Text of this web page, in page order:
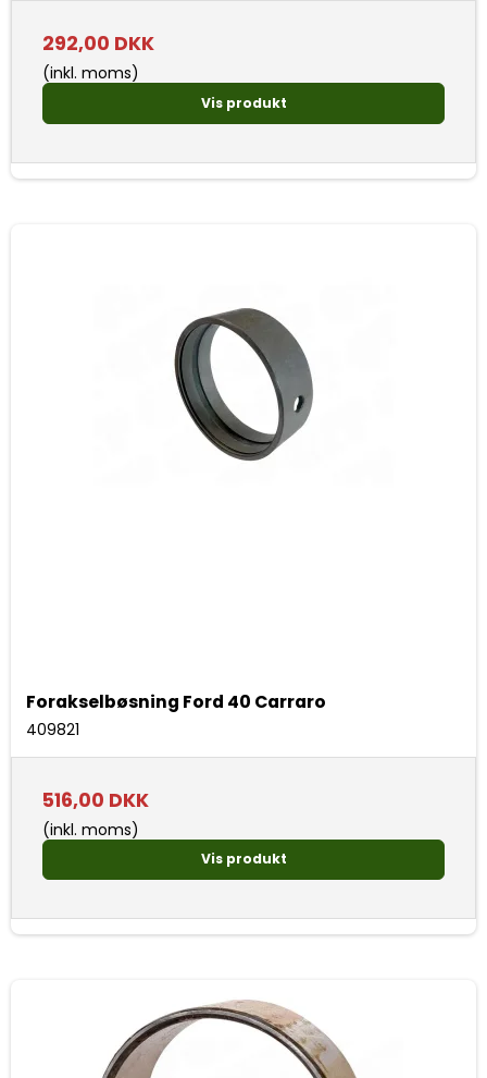
292,00 DKK
(inkl. moms)
Vis produkt
Forakselbøsning Ford 40 Carraro
409821
516,00 DKK
(inkl. moms)
Vis produkt